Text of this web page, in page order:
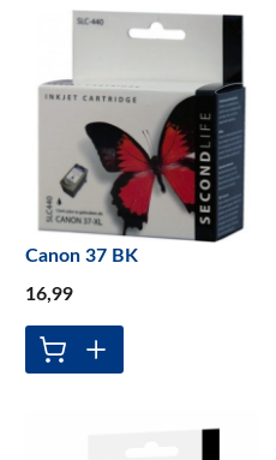
Canon 37 BK
16,99